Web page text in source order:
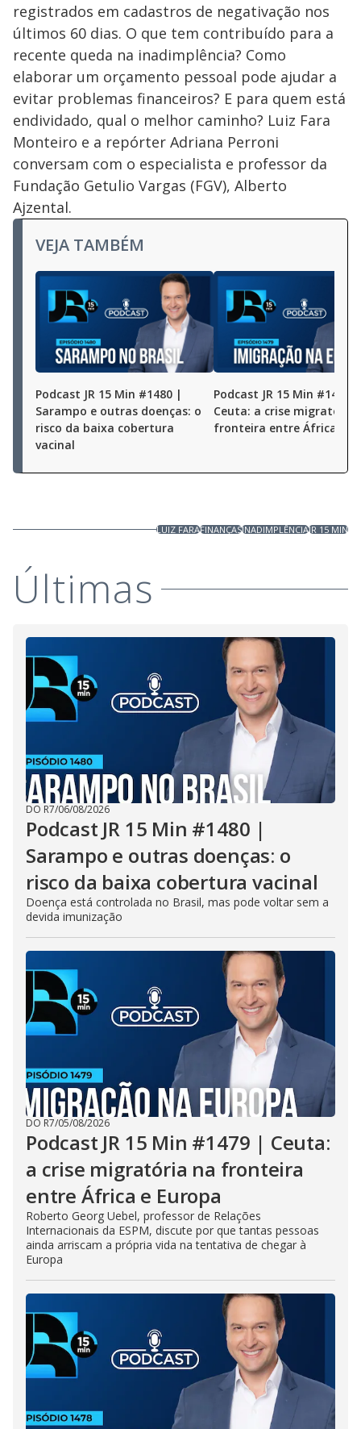
registrados em cadastros de negativação nos
últimos 60 dias. O que tem contribuído para a
recente queda na inadimplência? Como
elaborar um orçamento pessoal pode ajudar a
evitar problemas financeiros? E para quem está
endividado, qual o melhor caminho? Luiz Fara
Monteiro e a repórter Adriana Perroni
conversam com o especialista e professor da
Fundação Getulio Vargas (FGV), Alberto
Ajzental.
VEJA TAMBÉM
Podcast JR 15 Min #1480 |
Sarampo e outras doenças: o
risco da baixa cobertura
vacinal
Podcast JR 15 Min #1479 |
Ceuta: a crise migratória
fronteira entre África e
LUIZ FARAFINANÇASINADIMPLÊNCIAJR 15 MIN
Últimas
DO R7/06/08/2026
Podcast JR 15 Min #1480 |
Sarampo e outras doenças: o
risco da baixa cobertura vacinal
Doença está controlada no Brasil, mas pode voltar sem a
devida imunização
DO R7/05/08/2026
Podcast JR 15 Min #1479 | Ceuta:
a crise migratória na fronteira
entre África e Europa
Roberto Georg Uebel, professor de Relações
Internacionais da ESPM, discute por que tantas pessoas
ainda arriscam a própria vida na tentativa de chegar à
Europa